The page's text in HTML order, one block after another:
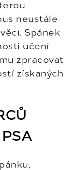
neustále
Spánek
učení
zpracovat
získaných